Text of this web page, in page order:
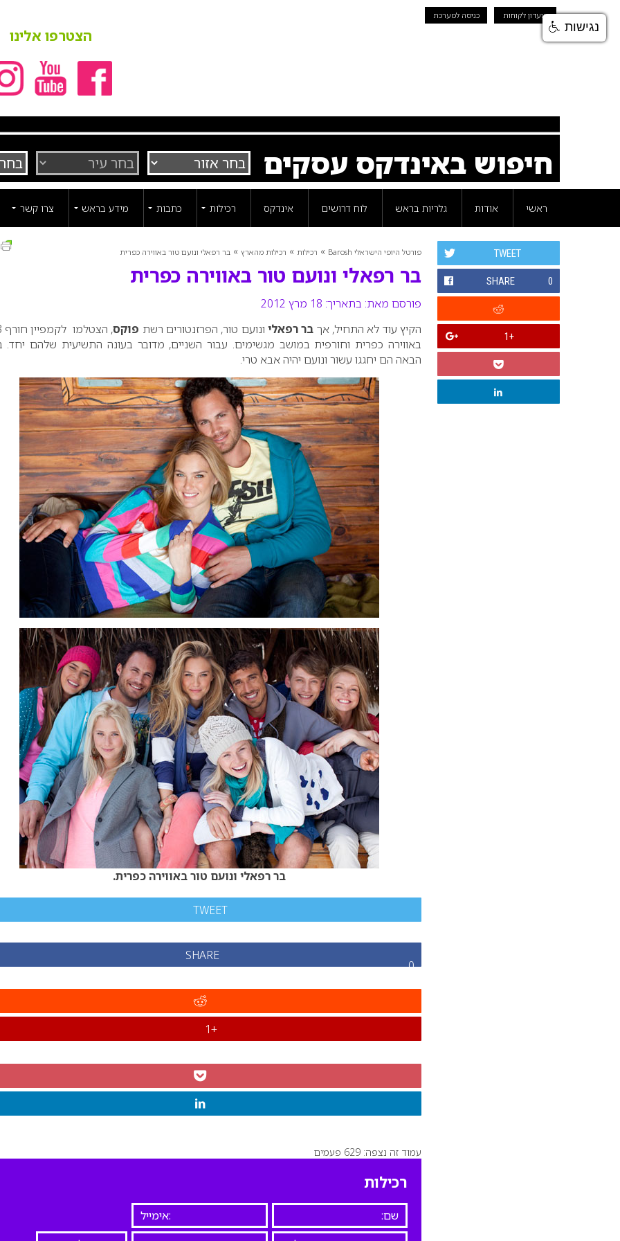
מועדון לקוחות כניסה למערכת
הצטרפו אלינו
חיפוש באינדקס עסקים
ראשי אודות גלריות בראש לוח דרושים אינדקס רכילות כתבות מידע בראש צרו קשר
פורטל היופי הישראלי Barosh » רכילות » רכילות מהארץ » בר רפאלי ונועם טור באווירה כפרית
בר רפאלי ונועם טור באווירה כפרית
פורסם מאת: בתאריך: 18 מרץ 2012
TWEET
SHARE 0
+1 הקיץ עוד לא התחיל, אך בר רפאלי ונועם טור, הפרזנטורים רשת פוקס
,
באווירה כפרית וחורפית במושב מגשימים. עבור השניים, מדובר בעונה התשיעית שלהם יחד.
הבאה הם יחגגו עשור ונועם יהיה אבא טרי.
בר רפאלי ונועם טור באווירה כפרית.
TWEET
SHARE
0
+1
עמוד זה נצפה: 629 פעמים
רכילות
נגישות